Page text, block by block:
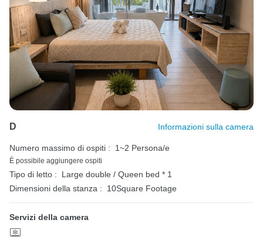
D Informazioni sulla camera
Numero massimo di ospiti : 1~2 Persona/e
È possibile aggiungere ospiti
Tipo di letto :
Large double / Queen bed * 1
Dimensioni della stanza :
10Square Footage
Servizi della camera